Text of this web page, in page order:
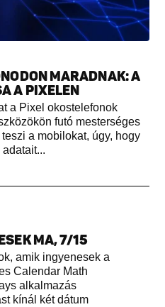
MARADNAK: A
A PIXELEN
a Pixel okostelefonok
futó mesterséges
a mobilokat, úgy, hogy
MA, 7/15
amik ingyenesek a
Calendar Math
alkalmazás
kínál két dátum